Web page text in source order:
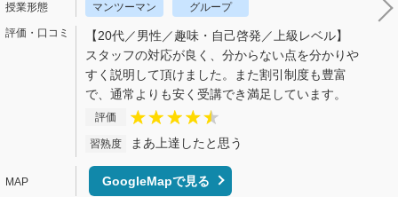
マンツーマン グループ
【20代／男性／趣味・自己啓発／上級レベル】
スタッフの対応が良く、分からない点を分かりや
すく説明して頂けました。また割引制度も豊富
で、通常よりも安く受講でき満足しています。
評価
習熟度 まあ上達したと思う
GoogleMapで見る